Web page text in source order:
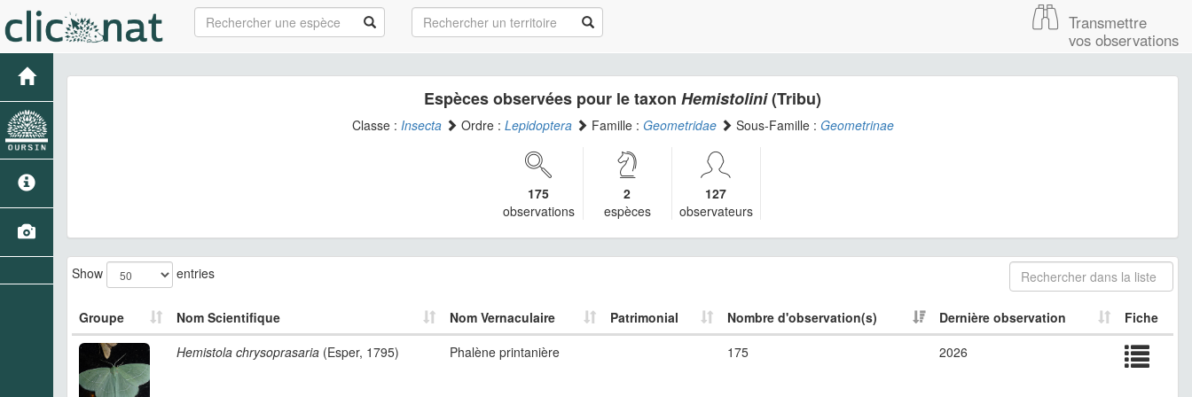
Transmettre
vos observations
Espèces observées pour le taxon Hemistolini(Tribu)
Classe : Insecta Ordre : Lepidoptera Famille : Geometridae Sous-Famille : Geometrinae
175
observations
2
espèces
127
observateurs
Show entries
Groupe Nom Scientifique Nom Vernaculaire Patrimonial Nombre d'observation(s) Dernière observation
Fiche
Hemistola chrysoprasaria (Esper, 1795) Phalène printanière 175 2026